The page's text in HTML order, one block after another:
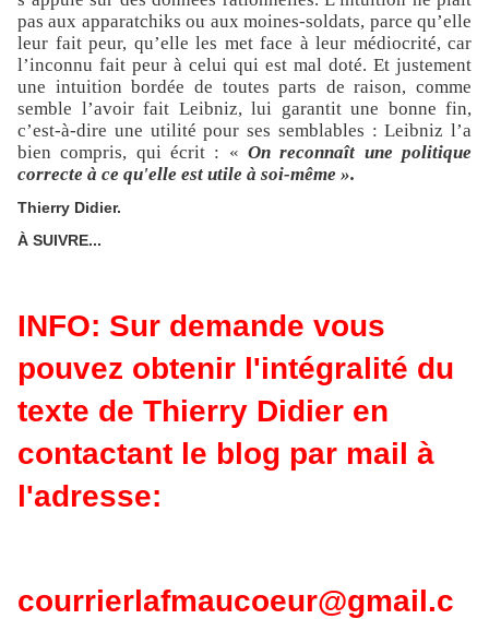
pas aux apparatchiks ou aux moines-soldats, parce qu’elle
leur fait peur, qu’elle les met face à leur médiocrité, car
l’inconnu fait peur à celui qui est mal doté. Et justement
une intuition bordée de toutes parts de raison, comme
semble l’avoir fait Leibniz, lui garantit une bonne fin,
c’est-à-dire une utilité pour ses semblables : Leibniz l’a
bien compris, qui écrit : « On reconnaît une politique
correcte à ce qu'elle est utile à soi-même ».
Thierry Didier.
À SUIVRE...
INFO: Sur demande vous
pouvez obtenir l'intégralité du
texte de Thierry Didier en
contactant le blog par mail à
l'adresse:
courrierlafmaucoeur@gmail.c